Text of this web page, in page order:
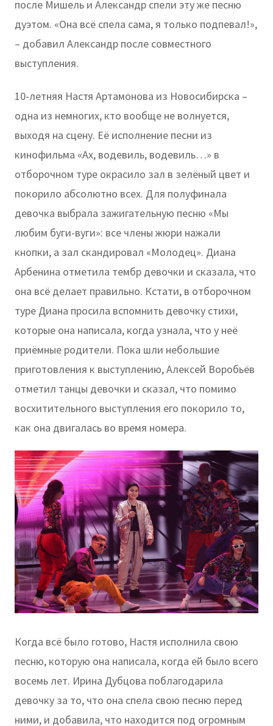
после Мишель и Александр спели эту же песню
дуэтом. «Она всё спела сама, я только подпевал!»,
– добавил Александр после совместного
выступления.
10-летняя Настя Артамонова из Новосибирска –
одна из немногих, кто вообще не волнуется,
выходя на сцену. Её исполнение песни из
кинофильма «Ах, водевиль, водевиль…» в
отборочном туре окрасило зал в зелёный цвет и
покорило абсолютно всех. Для полуфинала
девочка выбрала зажигательную песню «Мы
любим буги-вуги»: все члены жюри нажали
кнопки, а зал скандировал «Молодец». Диана
Арбенина отметила тембр девочки и сказала, что
она всё делает правильно. Кстати, в отборочном
туре Диана просила вспомнить девочку стихи,
которые она написала, когда узнала, что у неё
приёмные родители. Пока шли небольшие
приготовления к выступлению, Алексей Воробьёв
отметил танцы девочки и сказал, что помимо
восхитительного выступления его покорило то,
как она двигалась во время номера.
Когда всё было готово, Настя исполнила свою
песню, которую она написала, когда ей было всего
восемь лет. Ирина Дубцова поблагодарила
девочку за то, что она спела свою песню перед
ними, и добавила, что находится под огромным